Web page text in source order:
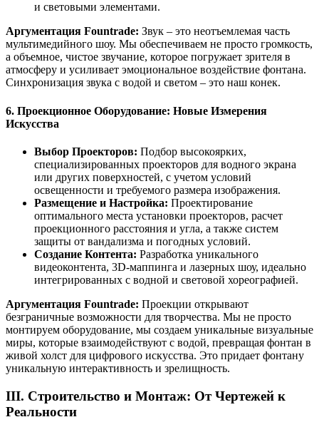
и световыми элементами.
Аргументация Fountrade: Звук – это неотъемлемая часть
мультимедийного шоу. Мы обеспечиваем не просто громкость,
а объемное, чистое звучание, которое погружает зрителя в
атмосферу и усиливает эмоциональное воздействие фонтана.
Синхронизация звука с водой и светом – это наш конек.
6. Проекционное Оборудование: Новые Измерения
Искусства
Выбор Проекторов: Подбор высокоярких,
специализированных проекторов для водного экрана
или других поверхностей, с учетом условий
освещенности и требуемого размера изображения.
Размещение и Настройка: Проектирование
оптимального места установки проекторов, расчет
проекционного расстояния и угла, а также систем
защиты от вандализма и погодных условий.
Создание Контента: Разработка уникального
видеоконтента, 3D-маппинга и лазерных шоу, идеально
интегрированных с водной и световой хореографией.
Аргументация Fountrade: Проекции открывают
безграничные возможности для творчества. Мы не просто
монтируем оборудование, мы создаем уникальные визуальные
миры, которые взаимодействуют с водой, превращая фонтан в
живой холст для цифрового искусства. Это придает фонтану
уникальную интерактивность и зрелищность.
III. Строительство и Монтаж: От Чертежей к
Реальности